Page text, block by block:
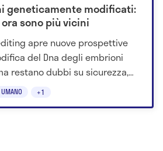
+1
geneticamente modificati:
sono più vicini
apre nuove prospettive
del Dna degli embrioni
restano dubbi su sicurezza,
e implicazioni etiche.